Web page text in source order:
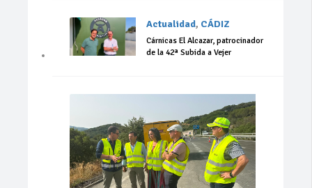
Actualidad, CÁDIZ
Cárnicas El Alcazar, patrocinador
de la 42ª Subida a Vejer